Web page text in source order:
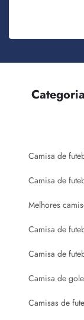
Camisa de
Camisa de
Melhores
Camisa de
Camisa de
Camisa de
Camisas de